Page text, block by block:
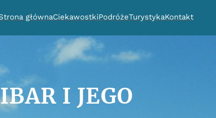
głównaCiekawostkiPodróżeTurystykaKontakt
I JEGO